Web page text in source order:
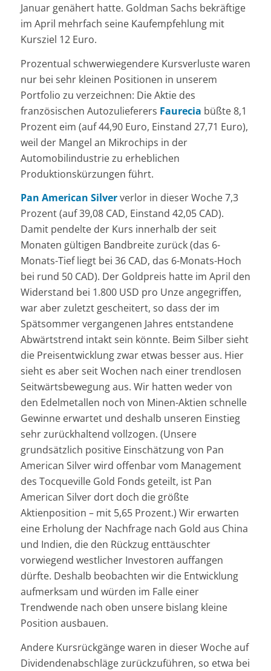
Januar genähert hatte. Goldman Sachs bekräftige
im April mehrfach seine Kaufempfehlung mit
Kursziel 12 Euro.
Prozentual schwerwiegendere Kursverluste waren
nur bei sehr kleinen Positionen in unserem
Portfolio zu verzeichnen: Die Aktie des
französischen Autozulieferers Faurecia büßte 8,1
Prozent eim (auf 44,90 Euro, Einstand 27,71 Euro),
weil der Mangel an Mikrochips in der
Automobilindustrie zu erheblichen
Produktionskürzungen führt.
Pan American Silververlor in dieser Woche 7,3
Prozent (auf 39,08 CAD, Einstand 42,05 CAD).
Damit pendelte der Kurs innerhalb der seit
Monaten gültigen Bandbreite zurück (das 6-
Monats-Tief liegt bei 36 CAD, das 6-Monats-Hoch
bei rund 50 CAD). Der Goldpreis hatte im April den
Widerstand bei 1.800 USD pro Unze angegriffen,
war aber zuletzt gescheitert, so dass der im
Spätsommer vergangenen Jahres entstandene
Abwärtstrend intakt sein könnte. Beim Silber sieht
die Preisentwicklung zwar etwas besser aus. Hier
sieht es aber seit Wochen nach einer trendlosen
Seitwärtsbewegung aus. Wir hatten weder von
den Edelmetallen noch von Minen-Aktien schnelle
Gewinne erwartet und deshalb unseren Einstieg
sehr zurückhaltend vollzogen. (Unsere
grundsätzlich positive Einschätzung von Pan
American Silver wird offenbar vom Management
des Tocqueville Gold Fonds geteilt, ist Pan
American Silver dort doch die größte
Aktienposition – mit 5,65 Prozent.) Wir erwarten
eine Erholung der Nachfrage nach Gold aus China
und Indien, die den Rückzug enttäuschter
vorwiegend westlicher Investoren auffangen
dürfte. Deshalb beobachten wir die Entwicklung
aufmerksam und würden im Falle einer
Trendwende nach oben unsere bislang kleine
Position ausbauen.
Andere Kursrückgänge waren in dieser Woche auf
Dividendenabschläge zurückzuführen, so etwa bei